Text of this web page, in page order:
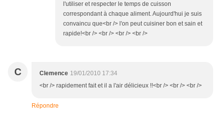
l'utiliser et respecter le temps de cuisson
correspondant à chaque aliment. Aujourd'hui je suis
convaincu que<br /> l'on peut cuisiner bon et sain et
rapide!<br /> <br /> <br /> <br />
C Clemence 19/01/2010 17:34
<br /> rapidement fait et il a l'air délicieux !!<br /> <br /> <br />
Répondre